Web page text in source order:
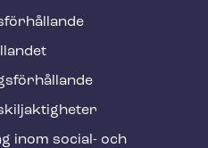
inom social- och